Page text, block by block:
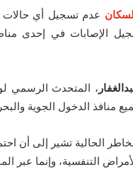
عدم تسجيل أي حالات
الإصابات في إحدى
، المتحدث الرسمي
منافذ الدخول الجوية
الحالية تشير إلى أن
التنفسية، وإنما